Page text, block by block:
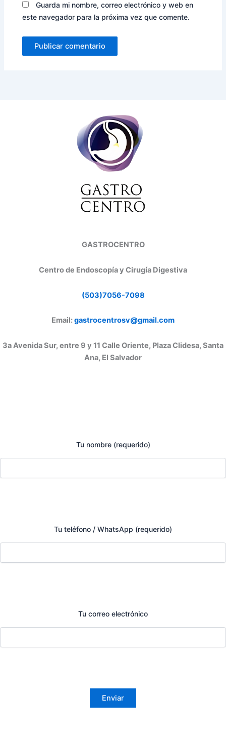
Guarda mi nombre, correo electrónico y web en
este navegador para la próxima vez que comente.
GASTROCENTRO
Centro de Endoscopía y Cirugía Digestiva
(503)7056-7098
Email:gastrocentrosv@gmail.com
3a Avenida Sur, entre 9 y 11 Calle Oriente, Plaza Clidesa, Santa
Ana, El Salvador
Tu nombre (requerido)
Tu teléfono / WhatsApp (requerido)
Tu correo electrónico